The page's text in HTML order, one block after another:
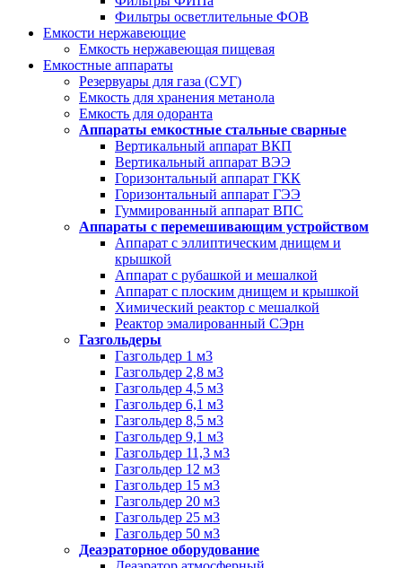
Фильтры осветлительные ФОВ
Емкости нержавеющие
Емкость нержавеющая пищевая
Емкостные аппараты
Резервуары для газа (СУГ)
Емкость для хранения метанола
Емкость для одоранта
Аппараты емкостные стальные сварные
Вертикальный аппарат ВКП
Вертикальный аппарат ВЭЭ
Горизонтальный аппарат ГКК
Горизонтальный аппарат ГЭЭ
Гуммированный аппарат ВПС
Аппараты с перемешивающим устройством
Аппарат с эллиптическим днищем и
крышкой
Аппарат с рубашкой и мешалкой
Аппарат с плоским днищем и крышкой
Химический реактор с мешалкой
Реактор эмалированный СЭрн
Газгольдеры
Газгольдер 1 м3
Газгольдер 2,8 м3
Газгольдер 4,5 м3
Газгольдер 6,1 м3
Газгольдер 8,5 м3
Газгольдер 9,1 м3
Газгольдер 11,3 м3
Газгольдер 12 м3
Газгольдер 15 м3
Газгольдер 20 м3
Газгольдер 25 м3
Газгольдер 50 м3
Деаэраторное оборудование